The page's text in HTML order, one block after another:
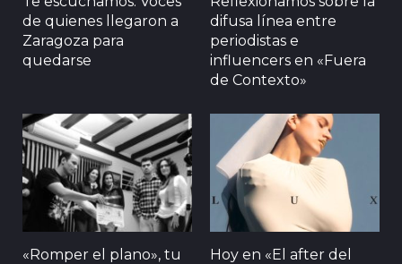
de quienes llegaron a
Zaragoza para
quedarse
difusa línea entre
periodistas e
influencers en «Fuera
de Contexto»
«Romper el plano», tu
Hoy en «El after del